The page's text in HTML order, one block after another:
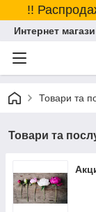
!!
Интернет
Товари та
Товари та